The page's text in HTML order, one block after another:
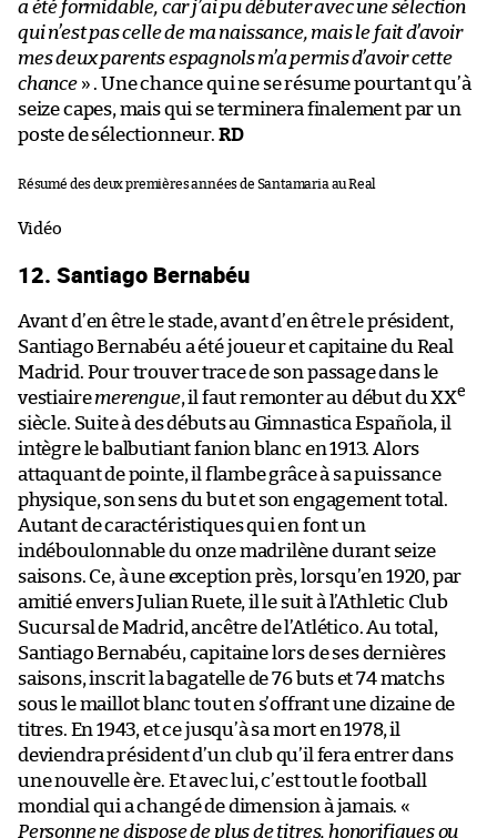
a été formidable, car j’ai pu débuter avec une sélection
qui n’est pas celle de ma naissance, mais le fait d’avoir
mes deux parents espagnols m’a permis d’avoir cette
chance» . Une chance qui ne se résume pourtant qu’à
seize capes, mais qui se terminera finalement par un
poste de sélectionneur. RD
Résumé des deux premières années de Santamaria au Real
Vidéo
12. Santiago Bernabéu
Avant d’en être le stade, avant d’en être le président,
Santiago Bernabéu a été joueur et capitaine du Real
Madrid. Pour trouver trace de son passage dans le
vestiairemerengue, il faut remonter au début du XXe
siècle. Suite à des débuts au Gimnastica Española, il
intègre le balbutiant fanion blanc en 1913. Alors
attaquant de pointe, il flambe grâce à sa puissance
physique, son sens du but et son engagement total.
Autant de caractéristiques qui en font un
indéboulonnable du onze madrilène durant seize
saisons. Ce, à une exception près, lorsqu’en 1920, par
amitié envers Julian Ruete, il le suit à l’Athletic Club
Sucursal de Madrid, ancêtre de l’Atlético. Au total,
Santiago Bernabéu, capitaine lors de ses dernières
saisons, inscrit la bagatelle de 76 buts et 74 matchs
sous le maillot blanc tout en s’offrant une dizaine de
titres. En 1943, et ce jusqu’à sa mort en 1978, il
deviendra président d’un club qu’il fera entrer dans
une nouvelle ère. Et avec lui, c’est tout le football
mondial qui a changé de dimension à jamais. «
Personne ne dispose de plus de titres, honorifiques ou